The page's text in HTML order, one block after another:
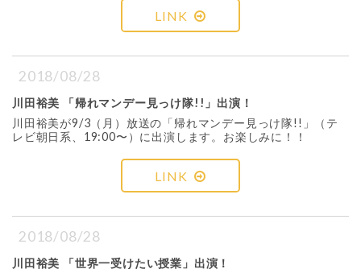
LINK
2018/08/28
川田裕美 「帰れマンデー見っけ隊!!」出演！
川田裕美が9/3（月）放送の「帰れマンデー見っけ隊!!」（テ
レビ朝日系、19:00〜）に出演します。お楽しみに！！
LINK
2018/08/28
川田裕美 「世界一受けたい授業」出演！